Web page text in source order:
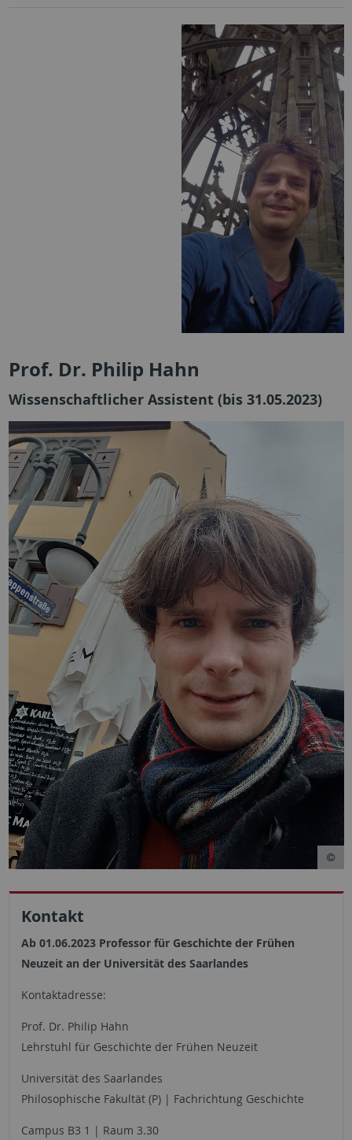
Prof. Dr. Philip Hahn
Wissenschaftlicher Assistent (bis 31.05.2023)
Kontakt
Ab 01.06.2023 Professor für Geschichte der Frühen
Neuzeit an der Universität des Saarlandes
Kontaktadresse:
Prof. Dr. Philip Hahn
Lehrstuhl für Geschichte der Frühen Neuzeit
Universität des Saarlandes
Philosophische Fakultät (P) | Fachrichtung Geschichte
Campus B3 1 | Raum 3.30